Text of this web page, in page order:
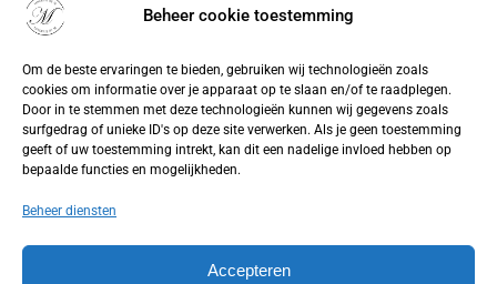
Beheer cookie toestemming
Om de beste ervaringen te bieden, gebruiken wij technologieën zoals
cookies om informatie over je apparaat op te slaan en/of te raadplegen.
Door in te stemmen met deze technologieën kunnen wij gegevens zoals
surfgedrag of unieke ID's op deze site verwerken. Als je geen toestemming
geeft of uw toestemming intrekt, kan dit een nadelige invloed hebben op
bepaalde functies en mogelijkheden.
Beheer diensten
Accepteren
© 2026 by WebUnlimited–Algemene voorwaarden